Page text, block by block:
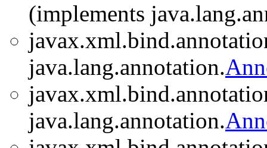
(implements
java.lang.annotation.
java.lang.annotation.